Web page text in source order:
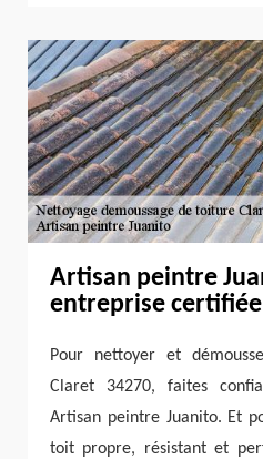
Artisan peintre
entreprise certifiée
Pour nettoyer et
Claret 34270, faites
Artisan peintre Juanito. Et
toit propre, résistant et